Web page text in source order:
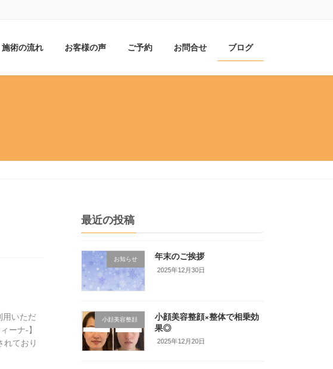
施術の流れ お客様の声 ご予約 お問合せ ブログ
用いただ
ーナ-】
れており
最近の投稿
お知らせ 年末のご挨拶
2025年12月30日
小顔美容整顔
小顔美容整顔×整体で相乗効
果◎
2025年12月20日